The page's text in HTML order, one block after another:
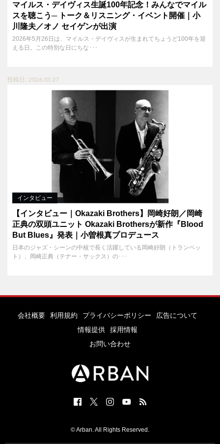
マイルス・デイヴィス生誕100年記念！みんなでマイル
スを聴こう─ トーク＆リスニング・イベント開催｜小
川隆夫／オノ セイゲンが出演
2026年5月26日は、マイルス・デイヴィスが生まれてちょうど100年を迎
える日。この特別な日にちな･･･
投稿日 : 2026.03.27
インタビュー
【インタビュー｜Okazaki Brothers】岡崎好朗／岡崎
正典の双頭ユニット Okazaki Brothersが新作『Blood
But Blues』発表｜小曽根真プロデュース
日本のジャズ・シーンの中核で長く活躍している岡崎好朗（トランペッ
ト）、岡崎正典（テナー・サックス）の･･･
会社概要 利用規約 プライバシーポリシー
広告について
情報提供
採用情報
お問い合わせ
© Arban. All Rights Reserved.